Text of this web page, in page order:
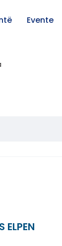
Evente
ELPEN